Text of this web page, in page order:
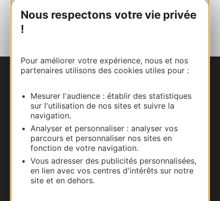
Nous respectons votre vie privée
!
Pour améliorer votre expérience, nous et nos
partenaires utilisons des cookies utiles pour :
Mesurer l'audience : établir des statistiques
sur l'utilisation de nos sites et suivre la
navigation.
Analyser et personnaliser : analyser vos
parcours et personnaliser nos sites en
fonction de votre navigation.
Vous adresser des publicités personnalisées,
en lien avec vos centres d'intérêts sur notre
site et en dehors.
AJOUTER
AU CARNET
Carte interactive
Documentation